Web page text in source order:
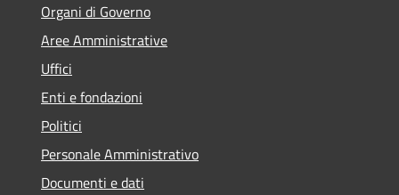
Organi di Governo
Aree Amministrative
Uffici
Enti e fondazioni
Politici
Personale Amministrativo
Documenti e dati